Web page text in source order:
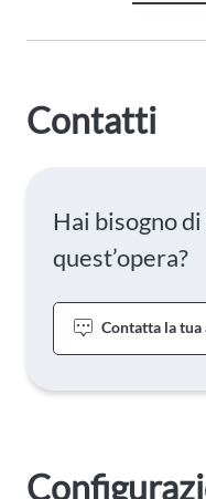
Contatti
Hai bisogno
quest’opera?
Contatta la